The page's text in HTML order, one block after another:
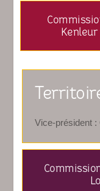
Vice-président